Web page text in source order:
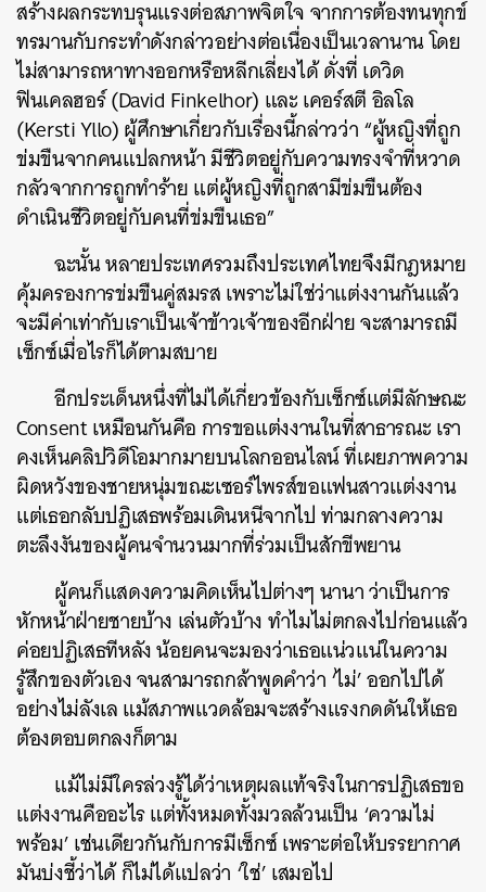
สร้างผลกระทบรุนแรงต่อสภาพจิตใจ จากการต้องทนทุกข์
ทรมานกับกระทำดังกล่าวอย่างต่อเนื่องเป็นเวลานาน โดย
ไม่สามารถหาทางออกหรือหลีกเลี่ยงได้ดั่งที่ เดวิด
ฟินเคลฮอร์ (David Finkelhor) และ เคอร์สตี อิลโล
(Kersti Yllo) ผู้ศึกษาเกี่ยวกับเรื่องนี้กล่าวว่า “ผู้หญิงที่ถูก
ข่มขืนจากคนแปลกหน้า มีชีวิตอยู่กับความทรงจำที่หวาด
กลัวจากการถูกทำร้าย แต่ผู้หญิงที่ถูกสามีข่มขืนต้อง
ดำเนินชีวิตอยู่กับคนที่ข่มขืนเธอ”
ฉะนั้น หลายประเทศรวมถึงประเทศไทยจึงมีกฎหมาย
คุ้มครองการข่มขืนคู่สมรส เพราะไม่ใช่ว่าแต่งงานกันแล้ว
จะมีค่าเท่ากับเราเป็นเจ้าข้าวเจ้าของอีกฝ่าย จะสามารถมี
เซ็กซ์เมื่อไรก็ได้ตามสบาย
อีกประเด็นหนึ่งที่ไม่ได้เกี่ยวข้องกับเซ็กซ์แต่มีลักษณะ
Consent เหมือนกันคือ การขอแต่งงานในที่สาธารณะ เรา
คงเห็นคลิปวิดีโอมากมายบนโลกออนไลน์ ที่เผยภาพความ
ผิดหวังของชายหนุ่มขณะเซอร์ไพรส์ขอแฟนสาวแต่งงาน
แต่เธอกลับปฏิเสธพร้อมเดินหนีจากไป ท่ามกลางความ
ตะลึงงันของผู้คนจำนวนมากที่ร่วมเป็นสักขีพยาน
ผู้คนก็แสดงความคิดเห็นไปต่างๆ นานา ว่าเป็นการ
หักหน้าฝ่ายชายบ้าง เล่นตัวบ้าง ทำไมไม่ตกลงไปก่อนแล้ว
ค่อยปฏิเสธทีหลัง น้อยคนจะมองว่าเธอแน่วแน่ในความ
รู้สึกของตัวเอง จนสามารถกล้าพูดคำว่า ‘ไม่’ ออกไปได้
อย่างไม่ลังเล แม้สภาพแวดล้อมจะสร้างแรงกดดันให้เธอ
ต้องตอบตกลงก็ตาม
แม้ไม่มีใครล่วงรู้ได้ว่าเหตุผลแท้จริงในการปฏิเสธขอ
แต่งงานคืออะไร แต่ทั้งหมดทั้งมวลล้วนเป็น ‘ความไม่
พร้อม’ เช่นเดียวกันกับการมีเซ็กซ์ เพราะต่อให้บรรยากาศ
มันบ่งชี้ว่าได้ ก็ไม่ได้แปลว่า ‘ใช่’ เสมอไป
ค้นหา
SHARE TWEET LINE EMAIL